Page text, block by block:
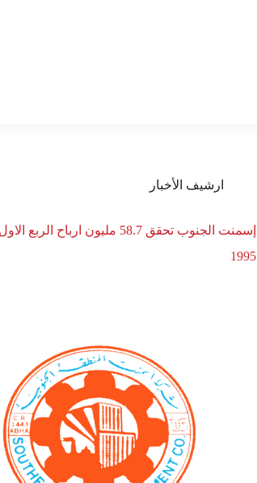
ارشيف الأخبار
إسمنت الجنوب تحقق 58.7 مليون ارباح الربع الاول
1995